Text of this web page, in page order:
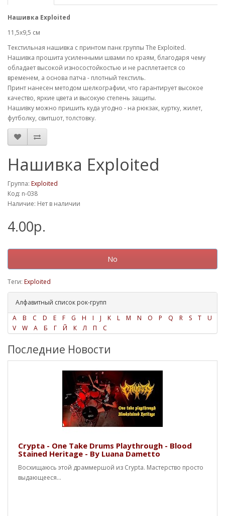
Нашивка Exploited
11,5х9,5 см
Текстильная нашивка с принтом панк группы The Exploited.
Нашивка прошита усиленными швами по краям, благодаря чему
обладает высокой износостойкостью и не расплетается со
временем, а основа патча - плотный текстиль.
Принт нанесен методом шелкографии, что гарантирует высокое
качество, яркие цвета и высокую степень защиты.
Нашивку можно пришить куда угодно - на рюкзак, куртку, жилет,
футболку, свитшот, толстовку.
Нашивка Exploited
Группа: Exploited
Код: n-038
Наличие: Нет в наличии
4.00р.
No
Теги: Exploited
Алфавитный список рок-групп
A
B C D E F G H I J K L M N O P Q R S T
U
V
W А Б Г Й К Л П С
Последние Новости
Crypta - One Take Drums Playthrough - Blood
Stained Heritage - By Luana Dametto
Восхищаюсь этой драммершой из Crypta. Мастерство просто
выдающееся...